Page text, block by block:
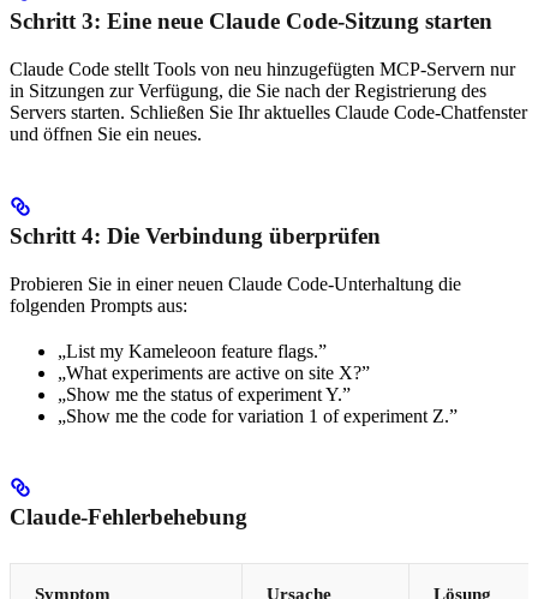
Schritt 3: Eine neue Claude Code-Sitzung starten
Claude Code stellt Tools von neu hinzugefügten MCP-Servern nur
in Sitzungen zur Verfügung, die Sie nach der Registrierung des
Servers starten. Schließen Sie Ihr aktuelles Claude Code-Chatfenster
und öffnen Sie ein neues.
Schritt 4: Die Verbindung überprüfen
Probieren Sie in einer neuen Claude Code-Unterhaltung die
folgenden Prompts aus:
„List my Kameleoon feature flags.”
„What experiments are active on site X?”
„Show me the status of experiment Y.”
„Show me the code for variation 1 of experiment Z.”
Claude-Fehlerbehebung
Symptom Ursache Lösung